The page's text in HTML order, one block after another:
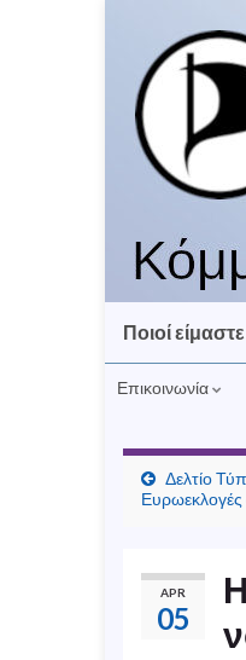
Ποιοί είμαστε
Επικοινωνία
Δελτίο
Ευρωεκλογές
APR
05